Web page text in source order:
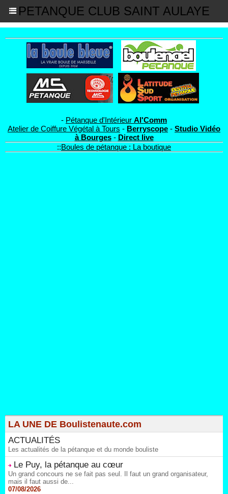
PETANQUE CLUB SAINT AULAYE
- Pétanque d'Intérieur Al'Comm
Atelier de Coiffure Végétal à Tours - Berryscope - Studio Vidéo
à Bourges- Direct live
::Boules de pétanque : La boutique
LA UNE DE Boulistenaute.com
ACTUALITÉS
Les actualités de la pétanque et du monde bouliste
Le Puy, la pétanque au cœur
Un grand concours ne se fait pas seul. Il faut un grand organisateur,
mais il faut aussi de...
07/08/2026